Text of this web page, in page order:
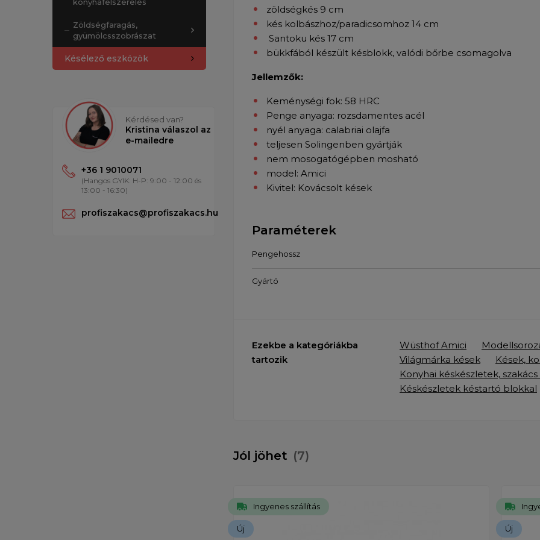
Zöldségfaragás,
gyümölcsszobrászat
Késélező eszközök
Kérdésed van?
Kristina válaszol az
e-mailedre
+36 1 9010071
(Hangos GYIK: H-P: 9:00 - 12:00 és
13:00 - 16:30)
profiszakacs@profiszakacs.hu
zöldségkés 9 cm
kés kolbászhoz/paradicsomhoz 14 cm
Santoku kés 17 cm
bükkfából készült késblokk, valódi bőrbe csomagolva
Jellemzők:
Keménységi fok: 58 HRC
Penge anyaga: rozsdamentes acél
nyél anyaga: calabriai olajfa
teljesen Solingenben gyártják
nem mosogatógépben mosható
model: Amici
Kivitel: Kovácsolt kések
Paraméterek
Pengehossz
Gyártó
Ezekbe a kategóriákba
tartozik
Wüsthof Amici
Világmárka kések
Kések,
Konyhai késkészletek,
Késkészletek késtartó blokkal
Jól jöhet (7)
Ingyenes szállítás
Új Új